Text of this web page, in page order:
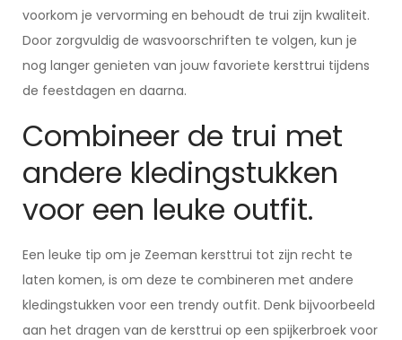
voorkom je vervorming en behoudt de trui zijn kwaliteit.
Door zorgvuldig de wasvoorschriften te volgen, kun je
nog langer genieten van jouw favoriete kersttrui tijdens
de feestdagen en daarna.
Combineer de trui met
andere kledingstukken
voor een leuke outfit.
Een leuke tip om je Zeeman kersttrui tot zijn recht te
laten komen, is om deze te combineren met andere
kledingstukken voor een trendy outfit. Denk bijvoorbeeld
aan het dragen van de kersttrui op een spijkerbroek voor